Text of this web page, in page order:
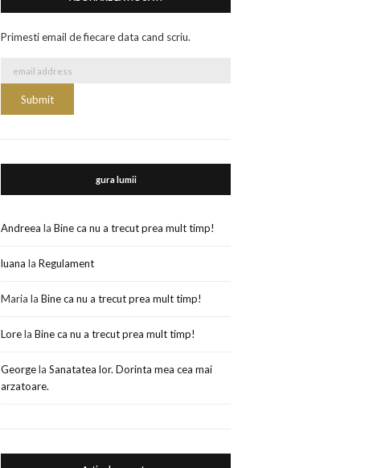
Primesti email de fiecare data cand scriu.
gura lumii
Andreea laBine ca nu a trecut prea mult timp!
luana laRegulament
Maria laBine ca nu a trecut prea mult timp!
LorelaBine ca nu a trecut prea mult timp!
GeorgelaSanatatea lor. Dorinta mea cea mai
arzatoare.